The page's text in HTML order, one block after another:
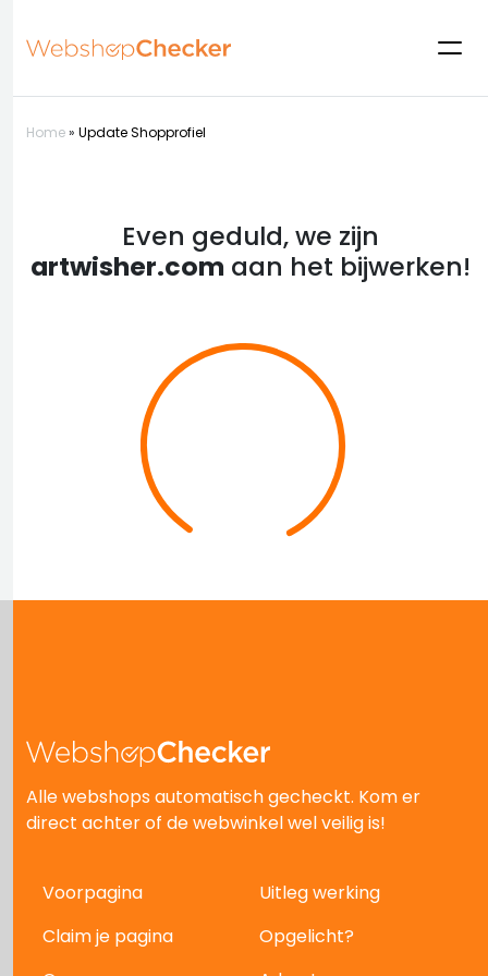
Home» Update Shopprofiel
Even geduld, we zijn
artwisher.com aan het bijwerken!
Alle webshops automatisch gecheckt. Kom er
direct achter of de webwinkel wel veilig is!
Voorpagina
Uitleg werking
Claim je pagina
Opgelicht?